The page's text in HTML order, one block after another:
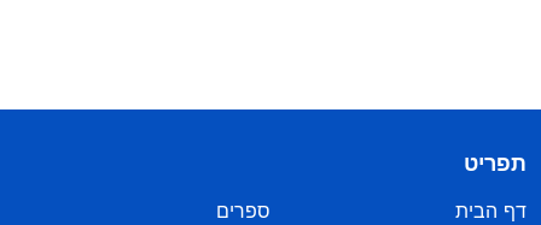
תפריט
דף הבית
ספרים